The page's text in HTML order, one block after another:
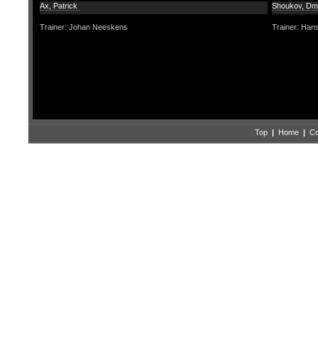
Ax, Patrick
Shoukov,
Trainer: Johan Neeskens Trainer:
Top | Home |